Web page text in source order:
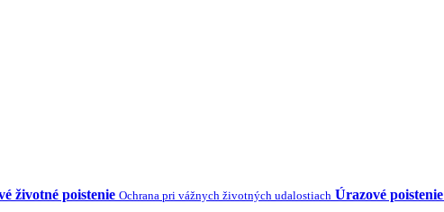
životné poistenie Ochrana pri vážnych životných udalostiach Úrazové poistenie